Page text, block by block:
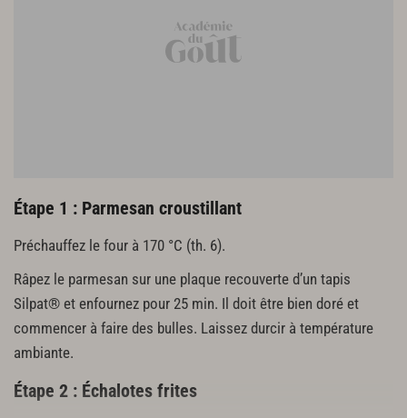
Étape 1 : Parmesan croustillant
Préchauffez le four à 170 °C (th. 6).
Râpez le parmesan sur une plaque recouverte d’un tapis
Silpat® et enfournez pour 25 min. Il doit être bien doré et
commencer à faire des bulles. Laissez durcir à température
ambiante.
Étape 2 : Échalotes frites